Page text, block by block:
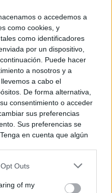
o accedemos a
como cookies, y
como identificadores
por un dispositivo,
Puede hacer
a nosotros y a
a cabo el
De forma alternativa,
consentimiento o acceder
sus preferencias
Sus preferencias se
en cuenta que algún
cambiar sus preferencias
"Privacidad" en la
Outs
of my
una
de Castilla-La